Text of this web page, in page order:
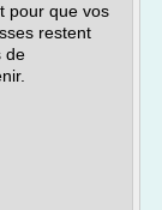
pour que vos
restent
de